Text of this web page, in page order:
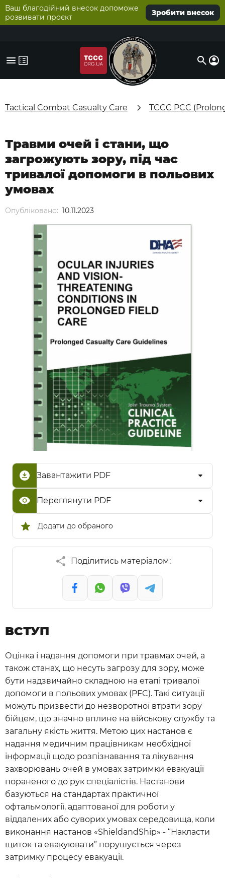
Ваш благодійний внесок допоможе
розвивати проєкт
Зробити внесок
Tactical Combat Casualty Care TCCC PCC
Опубліковано: 10.11.2023
Травми очей і стани, що
загрожують зору, під час
тривалої допомоги в польових
умовах
Додати до обраного
Завантажити PDF
Переглянути PDF
Поділитись матеріалом:
ВСТУП
Оцінка і надання допомоги при травмах очей, а
також станах, що несуть загрозу для зору, може
бути надзвичайно складною на етапі тривалої
допомоги в польових умовах (PFC). Такі ситуації
можуть призвести до незворотної втрати зору
бійцем, що значно вплине на військову службу та
загальну якість життя. Метою цих настанов є
надання медичним працівникам необхідної
інформації щодо розпізнавання та лікування
захворювань очей в умовах затримки евакуації
пораненого до рук спеціалістів. Настанови
базуються на стандартах практичної
офтальмології, адаптованої для роботи у
віддалених або суворих умовах середовища, коли
виконання настанов «ShieldandShip» - “Накласти
щиток та евакуювати” порушується через
затримку процесу евакуації.